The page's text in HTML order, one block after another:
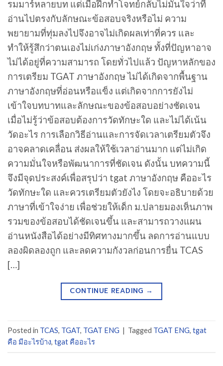
รมมาร์หลายบท แต่เมื่อฝึกทำโจทย์กลับไม่มั่นใจว่าที่
อ่านไปตรงกับลักษณะข้อสอบจริงหรือไม่ ความ
พยายามที่ทุ่มลงไปจึงอาจไม่เกิดผลเท่าที่ควร และ
ทำให้รู้สึกว่าตนเองไม่เก่งภาษาอังกฤษ ทั้งที่ปัญหาอาจ
ไม่ได้อยู่ที่ความสามารถ โดยทั่วไปแล้ว ปัญหาหลักของ
การเตรียม TGAT ภาษาอังกฤษ ไม่ได้เกิดจากพื้นฐาน
ภาษาอังกฤษที่อ่อนหรือแข็ง แต่เกิดจากการยังไม่
เข้าใจบทบาทและลักษณะของข้อสอบอย่างชัดเจน
เมื่อไม่รู้ว่าข้อสอบต้องการวัดทักษะใด และไม่ได้เน้น
วัดอะไร การเลือกวิธีอ่านและการจัดเวลาเตรียมตัวจึง
อาจคลาดเคลื่อน ส่งผลให้ใช้เวลาอ่านมาก แต่ไม่เกิด
ความมั่นใจหรือพัฒนาการที่ชัดเจน ดังนั้น บทความนี้
จึงมีจุดประสงค์เพื่อสรุปว่า tgat ภาษาอังกฤษ คืออะไร
วัดทักษะใด และควรเตรียมตัวยังไง โดยจะอธิบายด้วย
ภาษาที่เข้าใจง่าย เพื่อช่วยให้เด็ก ม.ปลายมองเห็นภาพ
รวมของข้อสอบได้ชัดเจนขึ้น และสามารถวางแผน
อ่านหนังสือได้อย่างมีทิศทางมากขึ้น ลดการอ่านแบบ
ลองผิดลองถูก และลดความกังวลก่อนการยื่น TCAS
[…]
CONTINUE READING →
Posted in TCAS, TGAT, TGAT ENG | Tagged TGAT ENG, tgat
คือ มีอะไรบ้าง, tgat คืออะไร